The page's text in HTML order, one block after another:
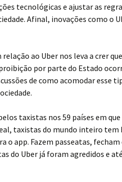
tecnológicas e ajustar as
Afinal, inovações como o
ao Uber nos leva a crer
por parte do Estado
de como acomodar esse
taxistas nos 59 países em
taxistas do mundo inteiro tem
o app. Fazem passeatas,
do Uber já foram agredidos e